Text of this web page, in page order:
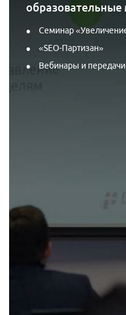
образовательные
Семинар
«SEO-Партизан»
Вебинары и